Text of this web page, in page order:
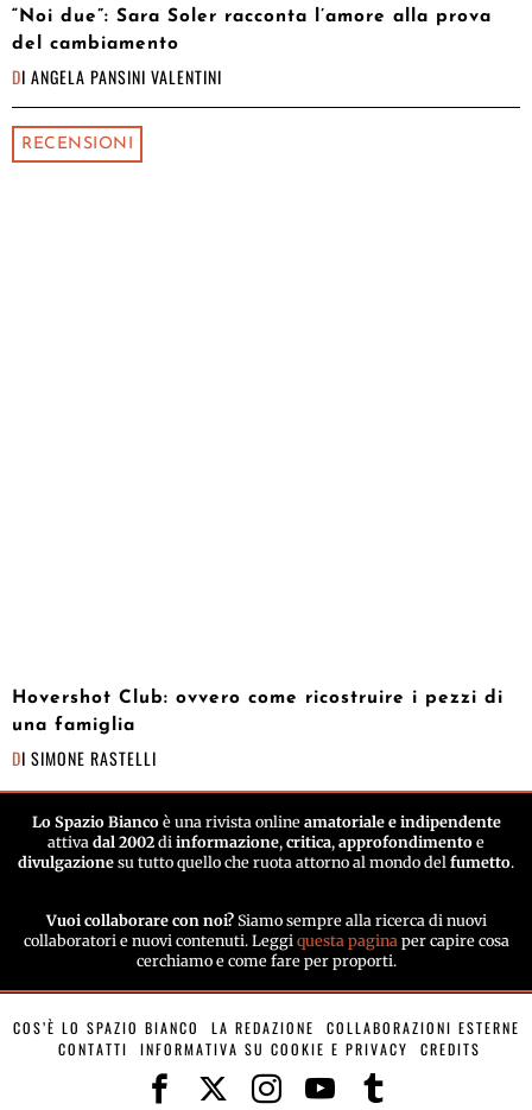
“Noi due”: Sara Soler racconta l’amore alla prova
del cambiamento
DI ANGELA PANSINI VALENTINI
RECENSIONI
Hovershot Club: ovvero come ricostruire i pezzi di
una famiglia
DI SIMONE RASTELLI
Lo Spazio Biancoè una rivista online amatoriale e indipendente
attiva dal 2002 di informazione, critica, approfondimento e
divulgazione su tutto quello che ruota attorno al mondo del fumetto.
Vuoi collaborare con noi? Siamo sempre alla ricerca di nuovi
collaboratori e nuovi contenuti. Leggi questa paginaper capire cosa
cerchiamo e come fare per proporti.
COS’È LO SPAZIO BIANCO LA REDAZIONE
COLLABORAZIONI ESTERNE
CONTATTI
INFORMATIVA SU COOKIE E PRIVACY CREDITS